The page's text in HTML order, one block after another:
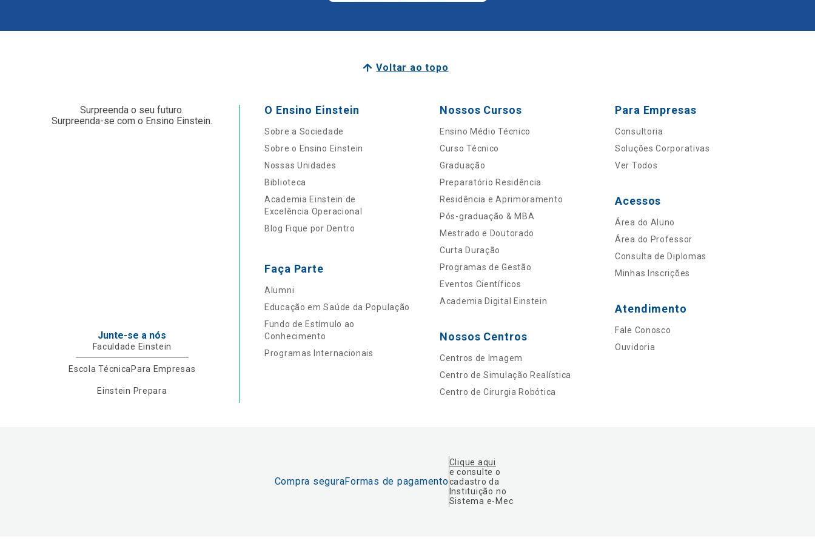
Voltar ao topo
Surpreenda o seu futuro.
Surpreenda-se com o Ensino Einstein.
Junte-se a nós
Faculdade Einstein
Escola Técnica Para Empresas
Einstein Prepara
O Ensino Einstein
Sobre a Sociedade
Sobre o Ensino Einstein
Nossas Unidades
Biblioteca
Academia Einstein de
Excelência Operacional
Blog Fique por Dentro
Faça Parte
Alumni
Educação em Saúde da População
Fundo de Estímulo ao
Conhecimento
Programas Internacionais
Nossos Cursos
Ensino Médio Técnico
Curso Técnico
Graduação
Preparatório Residência
Residência e Aprimoramento
Pós-graduação & MBA
Mestrado e Doutorado
Curta Duração
Programas de Gestão
Eventos Científicos
Academia Digital Einstein
Nossos Centros
Centros de Imagem
Centro de Simulação Realística
Centro de Cirurgia Robótica
Para Empresas
Consultoria
Soluções Corporativas
Ver Todos
Acessos
Área do Aluno
Área do Professor
Consulta de Diplomas
Minhas Inscrições
Atendimento
Fale Conosco
Ouvidoria
Compra seguraFormas de pagamento
Clique aqui
e consulte o
cadastro da
Instituição no
Sistema e-Mec